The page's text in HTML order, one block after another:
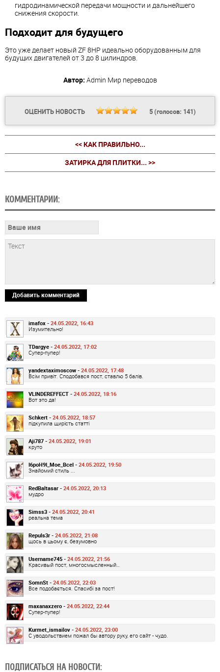
гидродинамической передачи мощности и дальнейшего
снижения скорости.
Подходит для будущего
Это уже делает новый ZF 8HP идеально оборудованным для
будущих двигателей от 3 до 8 цилиндров.
Автор: Admin Мир переводов
ОЦЕНИТЬ НОВОСТЬ 5(голосов: 141)
<< КАК ПРАВИЛЬНО...
ЗАТИРКА ДЛЯ ПЛИТКИ... >>
КОММЕНТАРИИ:
Добавить комментарий
imafox - 24.05.2022, 16:43
Изумительно!
TDargye - 24.05.2022, 17:02
Супер-пупер!
yandextaximoscow - 24.05.2022, 17:48
Всім привіт. Сподобався пост, ставлю 5 балів.
VLINDEREFFECT - 24.05.2022, 18:16
Вот это да!
Schkert - 24.05.2022, 18:57
підкупила щирість статті
Aji787 - 24.05.2022, 19:01
круто
I6poH9I_Moe_BceI - 24.05.2022, 19:50
Знайомий стиль ...
RedBaltasar - 24.05.2022, 20:13
мудро
Simss3 - 24.05.2022, 20:41
реальна тема
Repuls3r - 24.05.2022, 21:08
щось в цьому є, безумовно
Username745 - 24.05.2022, 21:56
Красивый пост, многосмысленный…
SomnSt - 24.05.2022, 22:03
Все подобається. Спасибі за пост!
maxanaxzero - 24.05.2022, 22:44
Супер-пупер!
Kurmet_ismailov - 24.05.2022, 23:00
С уводольствием пожал бы автору руку, его сайт - чудо.
ПОДПИСАТЬСЯ НА НОВОСТИ: